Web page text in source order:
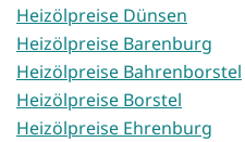
Heizölpreise Dünsen
Heizölpreise Barenburg
Heizölpreise Bahrenborstel
Heizölpreise Borstel
Heizölpreise Ehrenburg